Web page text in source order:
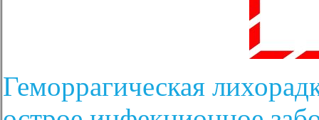
Геморрагическая